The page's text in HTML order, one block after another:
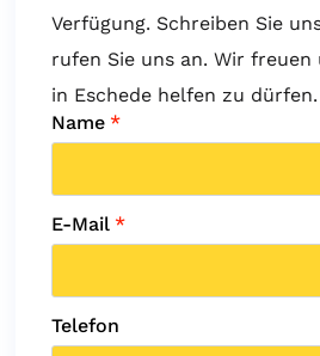
Verfügung. Schreiben Sie
rufen Sie uns an. Wir freuen
in Eschede helfen zu dürfen.
Name *
E-Mail *
Telefon